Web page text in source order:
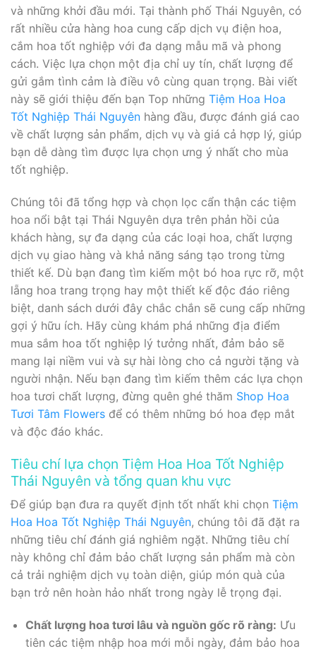
và những khởi đầu mới. Tại thành phố Thái Nguyên, có
rất nhiều cửa hàng hoa cung cấp dịch vụ điện hoa,
cắm hoa tốt nghiệp với đa dạng mẫu mã và phong
cách. Việc lựa chọn một địa chỉ uy tín, chất lượng để
gửi gắm tình cảm là điều vô cùng quan trọng. Bài viết
này sẽ giới thiệu đến bạn Top những Tiệm Hoa Hoa
Tốt Nghiệp Thái Nguyên hàng đầu, được đánh giá cao
về chất lượng sản phẩm, dịch vụ và giá cả hợp lý, giúp
bạn dễ dàng tìm được lựa chọn ưng ý nhất cho mùa
tốt nghiệp.
Chúng tôi đã tổng hợp và chọn lọc cẩn thận các tiệm
hoa nổi bật tại Thái Nguyên dựa trên phản hồi của
khách hàng, sự đa dạng của các loại hoa, chất lượng
dịch vụ giao hàng và khả năng sáng tạo trong từng
thiết kế. Dù bạn đang tìm kiếm một bó hoa rực rỡ, một
lẵng hoa trang trọng hay một thiết kế độc đáo riêng
biệt, danh sách dưới đây chắc chắn sẽ cung cấp những
gợi ý hữu ích. Hãy cùng khám phá những địa điểm
mua sắm hoa tốt nghiệp lý tưởng nhất, đảm bảo sẽ
mang lại niềm vui và sự hài lòng cho cả người tặng và
người nhận. Nếu bạn đang tìm kiếm thêm các lựa chọn
hoa tươi chất lượng, đừng quên ghé thăm Shop Hoa
Tươi Tâm Flowers để có thêm những bó hoa đẹp mắt
và độc đáo khác.
Tiêu chí lựa chọn Tiệm Hoa Hoa Tốt Nghiệp
Thái Nguyên và tổng quan khu vực
Để giúp bạn đưa ra quyết định tốt nhất khi chọn Tiệm
Hoa Hoa Tốt Nghiệp Thái Nguyên, chúng tôi đã đặt ra
những tiêu chí đánh giá nghiêm ngặt. Những tiêu chí
này không chỉ đảm bảo chất lượng sản phẩm mà còn
cả trải nghiệm dịch vụ toàn diện, giúp món quà của
bạn trở nên hoàn hảo nhất trong ngày lễ trọng đại.
Chất lượng hoa tươi lâu và nguồn gốc rõ ràng: Ưu
tiên các tiệm nhập hoa mới mỗi ngày, đảm bảo hoa